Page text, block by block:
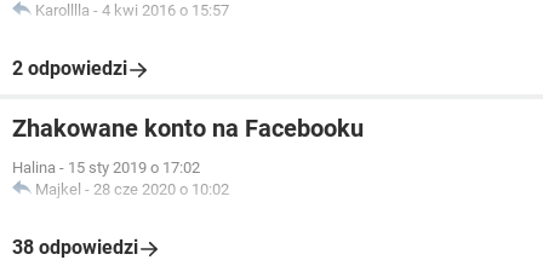
Karolllla - 4 kwi 2016 o 15:57
2 odpowiedzi
Zhakowane konto na Facebooku
Halina - 15 sty 2019 o 17:02
Majkel - 28 cze 2020 o 10:02
38 odpowiedzi